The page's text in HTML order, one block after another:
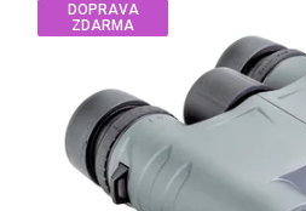
DOPRAVA
ZDARMA